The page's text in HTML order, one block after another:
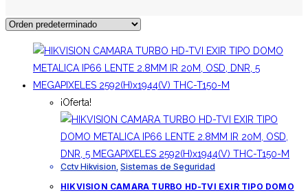
¡Oferta!
Cctv Hikvision, Sistemas de Seguridad
HIKVISION CAMARA TURBO HD-TVI EXIR TIPO DOMO